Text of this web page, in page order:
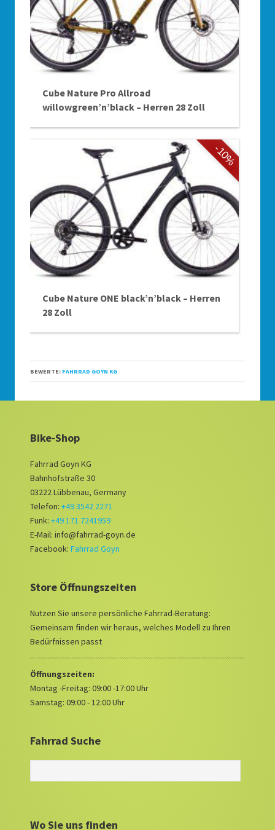
Cube Nature Pro Allroad
willowgreen’n’black – Herren 28 Zoll
-10%
Cube Nature ONE black’n’black – Herren
28 Zoll
BEWERTE: FAHRRAD GOYN KG
Bike-Shop
Fahrrad Goyn KG
Bahnhofstraße 30
03222 Lübbenau, Germany
Telefon: +49 3542 2271
Funk: +49 171 7241959
E-Mail: info@fahrrad-goyn.de
Facebook: Fahrrad Goyn
Store Öffnungszeiten
Nutzen Sie unsere persönliche Fahrrad-Beratung:
Gemeinsam finden wir heraus, welches Modell zu Ihren
Bedürfnissen passt
Öffnungszeiten:
Montag -Freitag: 09:00 -17:00 Uhr
Samstag: 09:00 - 12:00 Uhr
Fahrrad Suche
Wo Sie uns finden